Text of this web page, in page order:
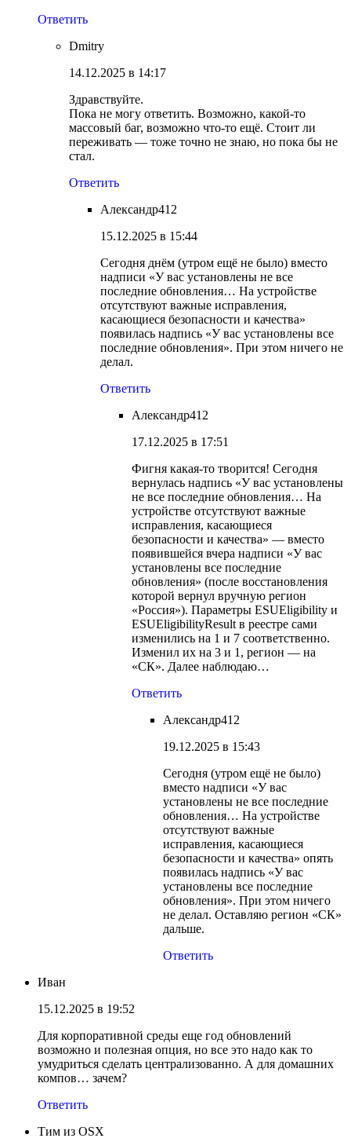
Ответить
Dmitry
14.12.2025 в 14:17
Здравствуйте.
Пока не могу ответить. Возможно, какой-то
массовый баг, возможно что-то ещё. Стоит ли
переживать — тоже точно не знаю, но пока бы не
стал.
Ответить
Александр412
15.12.2025 в 15:44
Сегодня днём (утром ещё не было) вместо
надписи «У вас установлены не все
последние обновления… На устройстве
отсутствуют важные исправления,
касающиеся безопасности и качества»
появилась надпись «У вас установлены все
последние обновления». При этом ничего не
делал.
Ответить
Александр412
17.12.2025 в 17:51
Фигня какая-то творится! Сегодня
вернулась надпись «У вас установлены
не все последние обновления… На
устройстве отсутствуют важные
исправления, касающиеся
безопасности и качества» — вместо
появившейся вчера надписи «У вас
установлены все последние
обновления» (после восстановления
которой вернул вручную регион
«Россия»). Параметры ESUEligibility и
ESUEligibilityResult в реестре сами
изменились на 1 и 7 соответственно.
Изменил их на 3 и 1, регион — на
«СК». Далее наблюдаю…
Ответить
Александр412
19.12.2025 в 15:43
Сегодня (утром ещё не было)
вместо надписи «У вас
установлены не все последние
обновления… На устройстве
отсутствуют важные
исправления, касающиеся
безопасности и качества» опять
появилась надпись «У вас
установлены все последние
обновления». При этом ничего
не делал. Оставляю регион «СК»
дальше.
Ответить
Иван
15.12.2025 в 19:52
Для корпоративной среды еще год обновлений
возможно и полезная опция, но все это надо как то
умудриться сделать централизованно. А для домашних
компов… зачем?
Ответить
Тим из OSX